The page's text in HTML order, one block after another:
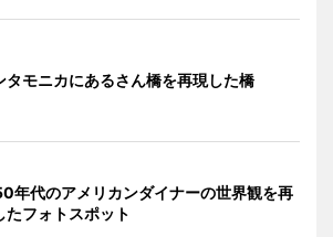
タモニカにあるさん橋を再現した橋
年代のアメリカンダイナーの世界観を再
たフォトスポット